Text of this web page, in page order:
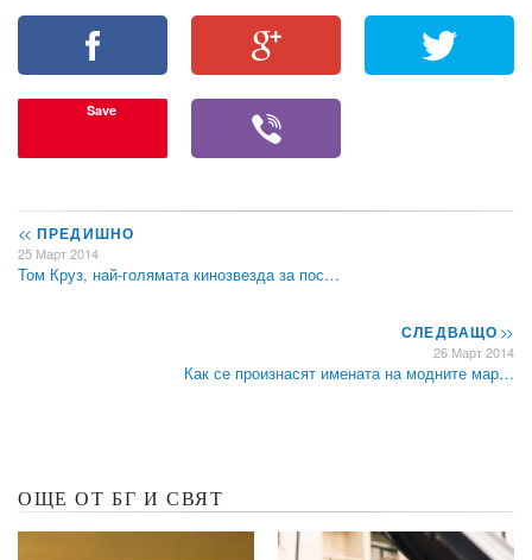
Save
<< ПРЕДИШНО
25 Март 2014
Том Круз, най-голямата кинозвезда за пос…
СЛЕДВАЩО>>
26 Март 2014
Как се произнасят имената на модните мар…
ОЩЕ ОТ БГ И СВЯТ